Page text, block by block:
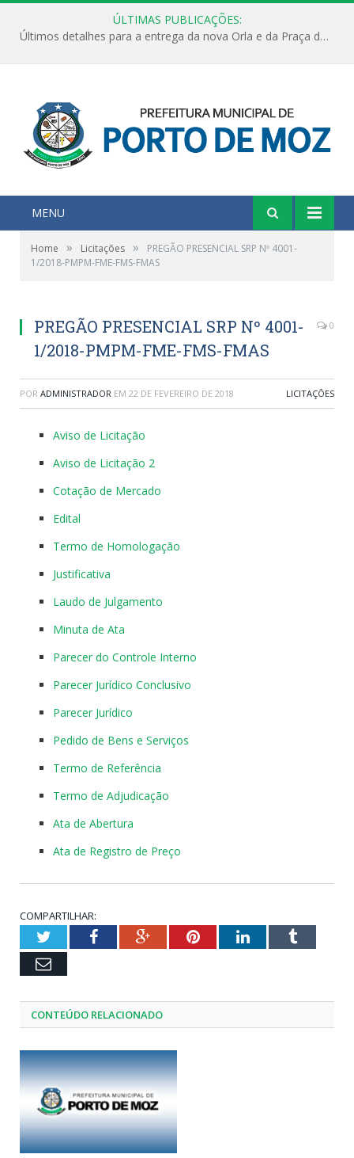
ÚLTIMAS PUBLICAÇÕES:
Últimos detalhes para a entrega da nova Orla e da Praça do Praião
MENU
Home » Licitações »
PREGÃO PRESENCIAL SRP Nº 4001-
1/2018-PMPM-FME-FMS-FMAS
PREGÃO PRESENCIAL SRP Nº 4001-
1/2018-PMPM-FME-FMS-FMAS
0
POR ADMINISTRADOR EM 22 DE FEVEREIRO DE 2018 LICITAÇÕES
Aviso de Licitação
Aviso de Licitação 2
Cotação de Mercado
Edital
Termo de Homologação
Justificativa
Laudo de Julgamento
Minuta de Ata
Parecer do Controle Interno
Parecer Jurídico Conclusivo
Parecer Jurídico
Pedido de Bens e Serviços
Termo de Referência
Termo de Adjudicação
Ata de Abertura
Ata de Registro de Preço
COMPARTILHAR:
TwitterFacebookGoogle+PinterestLinkedInTumblr
Email
CONTEÚDO RELACIONADO